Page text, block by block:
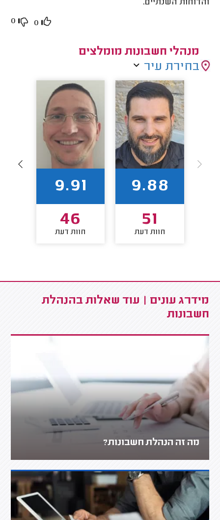
והדוחות השנתיים.
0
0
מנהלי חשבונות מומלצים
בחירת עיר
9.88
51
חוות דעת
9.91
46
חוות דעת
מידרג עונים | עוד שאלות בהנהלת
חשבונות
מה זה הנהלת חשבונות?